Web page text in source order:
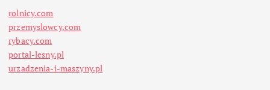
rolnicy.com
przemyslowcy.com
rybacy.com
portal-lesny.pl
urzadzenia-i-maszyny.pl